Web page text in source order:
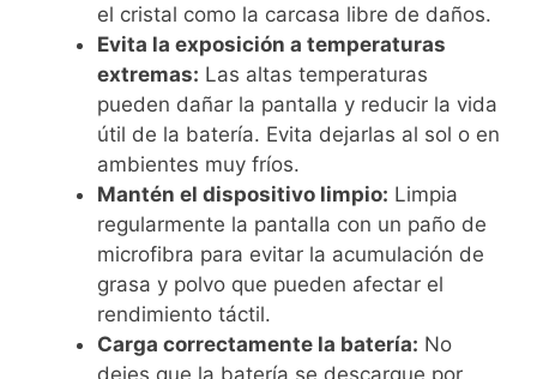
el cristal como la carcasa libre de daños.
Evita la exposición a temperaturas
extremas: Las altas temperaturas
pueden dañar la pantalla y reducir la vida
útil de la batería. Evita dejarlas al sol o en
ambientes muy fríos.
Mantén el dispositivo limpio: Limpia
regularmente la pantalla con un paño de
microfibra para evitar la acumulación de
grasa y polvo que pueden afectar el
rendimiento táctil.
Carga correctamente la batería: No
dejes que la batería se descargue por